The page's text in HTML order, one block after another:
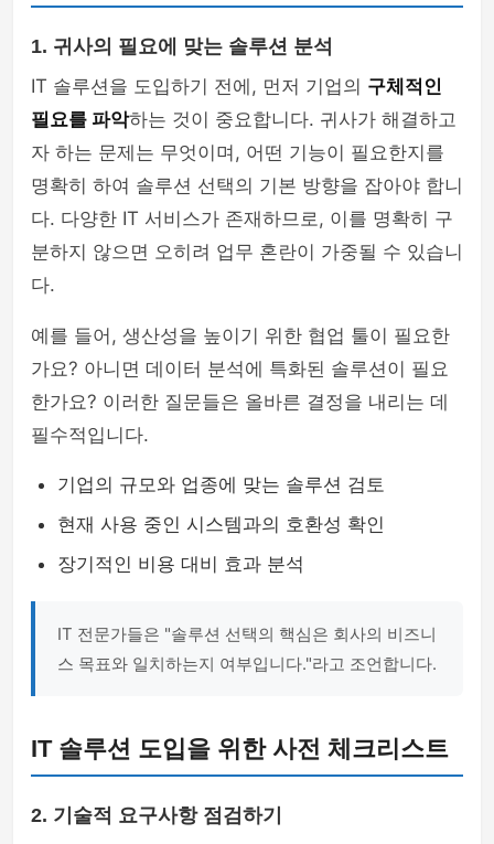
1. 귀사의 필요에 맞는 솔루션 분석
IT 솔루션을 도입하기 전에, 먼저 기업의 구체적인
필요를 파악하는 것이 중요합니다. 귀사가 해결하고
자 하는 문제는 무엇이며, 어떤 기능이 필요한지를
명확히 하여 솔루션 선택의 기본 방향을 잡아야 합니
다. 다양한 IT 서비스가 존재하므로, 이를 명확히 구
분하지 않으면 오히려 업무 혼란이 가중될 수 있습니
다.
예를 들어, 생산성을 높이기 위한 협업 툴이 필요한
가요? 아니면 데이터 분석에 특화된 솔루션이 필요
한가요? 이러한 질문들은 올바른 결정을 내리는 데
필수적입니다.
기업의 규모와 업종에 맞는 솔루션 검토
현재 사용 중인 시스템과의 호환성 확인
장기적인 비용 대비 효과 분석
IT 전문가들은 "솔루션 선택의 핵심은 회사의 비즈니
스 목표와 일치하는지 여부입니다."라고 조언합니다.
IT 솔루션 도입을 위한 사전 체크리스트
2. 기술적 요구사항 점검하기